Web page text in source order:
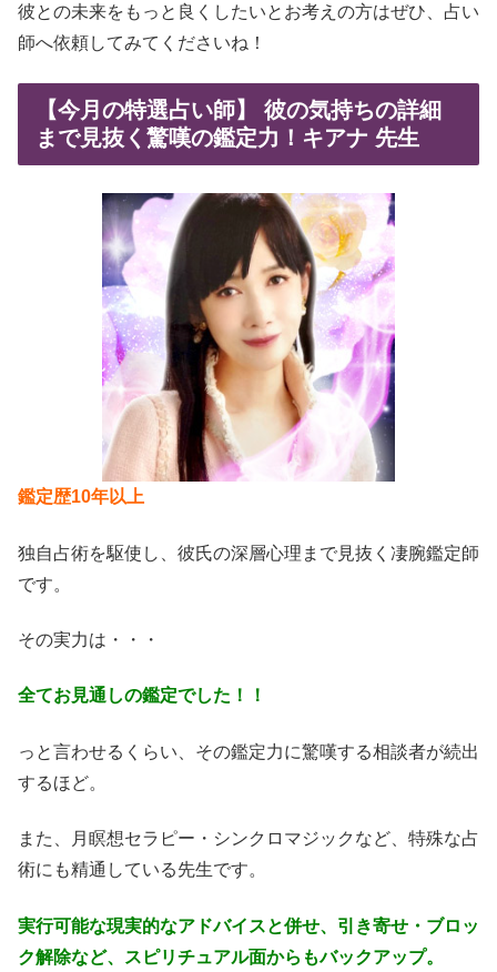
彼との未来をもっと良くしたいとお考えの方はぜひ、占い
師へ依頼してみてくださいね！
【今月の特選占い師】 彼の気持ちの詳細
まで見抜く驚嘆の鑑定力！キアナ 先生
鑑定歴10年以上
独自占術を駆使し、彼氏の深層心理まで見抜く凄腕鑑定師
です。
その実力は・・・
全てお見通しの鑑定でした！！
っと言わせるくらい、その鑑定力に驚嘆する相談者が続出
するほど。
また、月瞑想セラピー・シンクロマジックなど、特殊な占
術にも精通している先生です。
実行可能な現実的なアドバイスと併せ、引き寄せ・ブロッ
ク解除など、スピリチュアル面からもバックアップ。